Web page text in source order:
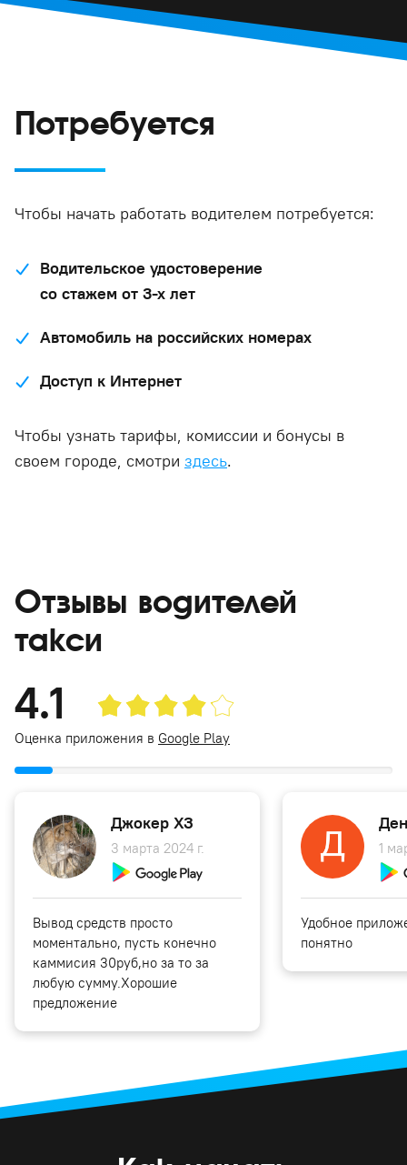
Потребуется
Чтобы начать работать водителем потребуется:
Водительское удостоверение
со стажем от 3-х лет
Автомобиль на российских номерах
Доступ к Интернет
Чтобы узнать тарифы, комиссии и бонусы в
своем городе, смотри здесь.
Отзывы водителей
такси
4.1
Оценка приложения в Google Play
Джокер ХЗ
3 марта 2024 г.
Вывод средств просто
моментально, пусть конечно
каммисия 30руб,но за то за
любую сумму.Хорошие
предложение
1
Удобное
понятно